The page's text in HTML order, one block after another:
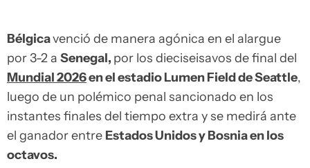
Bélgicavenció de manera agónica en el alargue
por 3-2 a Senegal, por los dieciseisavos de final del
Mundial 2026en el estadio Lumen Field de Seattle,
luego de un polémico penal sancionado en los
instantes finales del tiempo extra y se medirá ante
el ganador entre Estados Unidos y Bosnia en los
octavos.